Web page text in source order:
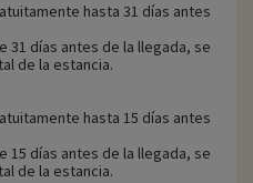
hasta 31 días antes
31 días antes de la llegada, se
de la estancia.
hasta 15 días antes
15 días antes de la llegada, se
de la estancia.